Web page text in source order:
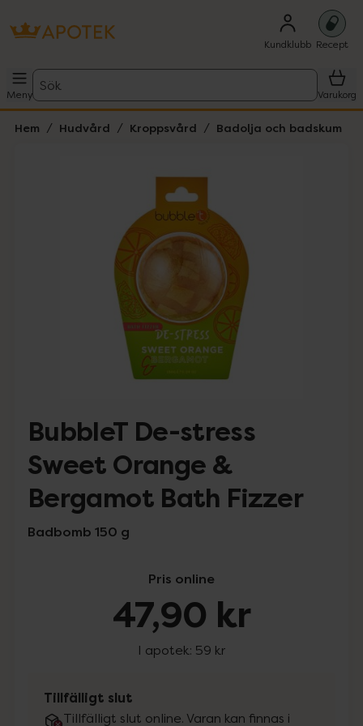
Kundklubb Recept
Meny
Sök
Varukorg
Hem Hudvård Kroppsvård Badolja och badskum
Lista: . Innehåller 1 objekt.
BubbleT De-stress
Sweet Orange &
Bergamot Bath Fizzer
Badbomb 150 g
Pris online
47,90 kr
I apotek: 59 kr
Tillfälligt slut
Tillfälligt slut online. Varan kan finnas i